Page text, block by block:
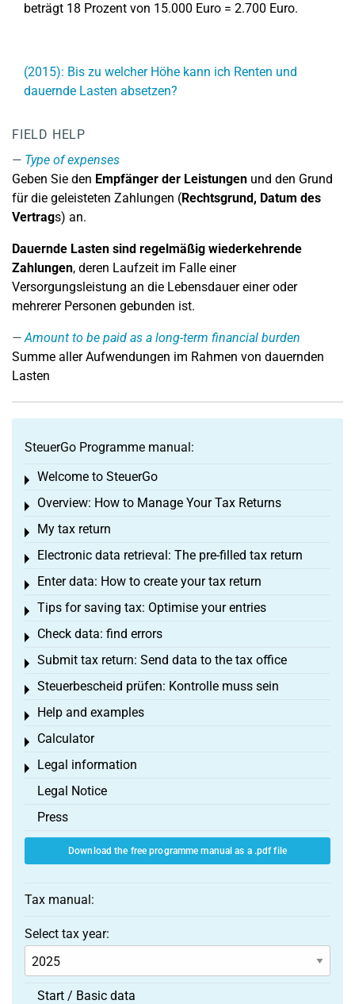
beträgt 18 Prozent von 15.000 Euro = 2.700 Euro.
(2015): Bis zu welcher Höhe kann ich Renten und
dauernde Lasten absetzen?
FIELD HELP
Type of expenses
Geben Sie den Empfänger der Leistungen und den Grund
für die geleisteten Zahlungen (Rechtsgrund, Datum des
Vertrags) an.
Dauernde Lasten sind regelmäßig wiederkehrende
Zahlungen, deren Laufzeit im Falle einer
Versorgungsleistung an die Lebensdauer einer oder
mehrerer Personen gebunden ist.
Amount to be paid as a long-term financial burden
Summe aller Aufwendungen im Rahmen von dauernden
Lasten
SteuerGo Programme manual:
Welcome to SteuerGo
Toggle menu
Overview: How to Manage Your Tax Returns
Toggle menu
My tax return
Toggle menu
Electronic data retrieval: The pre-filled tax return
Toggle menu
Enter data: How to create your tax return
Toggle menu
Tips for saving tax: Optimise your entries
Toggle menu
Check data: find errors
Toggle menu
Submit tax return: Send data to the tax office
Toggle menu
Steuerbescheid prüfen: Kontrolle muss sein
Toggle menu
Help and examples
Toggle menu
Calculator
Toggle menu
Legal information
Toggle menu
Legal Notice
Press
Download the free programme manual as a .pdf file
Tax manual:
Select tax year:
Start / Basic data